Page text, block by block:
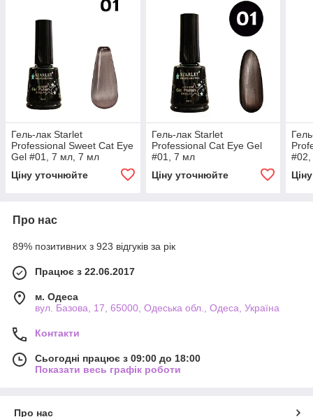
Гель-лак Starlet
Professional Sweet Cat Eye
Gel #01, 7 мл, 7 мл
Ціну уточнюйте
Гель-лак Starlet
Professional Cat Eye Gel
#01, 7 мл
Ціну уточнюйте
Про нас
89% позитивних з 923 відгуків за рік
Працює з 22.06.2017
м. Одеса
вул. Базова, 17, 65000, Одеська обл., Одеса, Україна
Контакти
Сьогодні працює з 09:00 до 18:00
Показати весь графік роботи
Про нас